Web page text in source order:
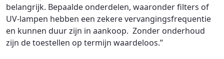
belangrijk. Bepaalde onderdelen, waaronder filters of
UV-lampen hebben een zekere vervangingsfrequentie
en kunnen duur zijn in aankoop. Zonder onderhoud
zijn de toestellen op termijn waardeloos.”